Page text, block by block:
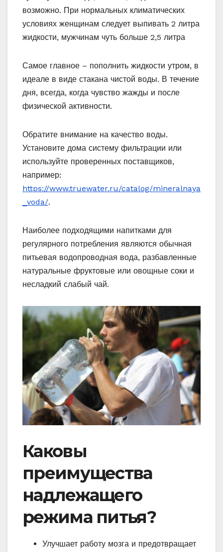
возможно. При нормальных климатических
условиях женщинам следует выпивать 2 литра
жидкости, мужчинам чуть больше 2,5 литра
Самое главное – пополнить жидкости утром, в
идеале в виде стакана чистой воды. В течение
дня, всегда, когда чувство жажды и после
физической активности.
Обратите внимание на качество воды.
Установите дома систему фильтрации или
используйте проверенных поставщиков,
например:
https://www.truewater.ru/catalog/mineralnaya
_voda/.
Наиболее подходящими напитками для
регулярного потребления являются обычная
питьевая водопроводная вода, разбавленные
натуральные фруктовые или овощные соки и
несладкий слабый чай.
Каковы
преимущества
надлежащего
режима питья?
Улучшает работу мозга и предотвращает